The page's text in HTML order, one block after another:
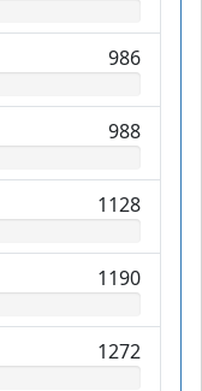
986
988
1128
1190
1272